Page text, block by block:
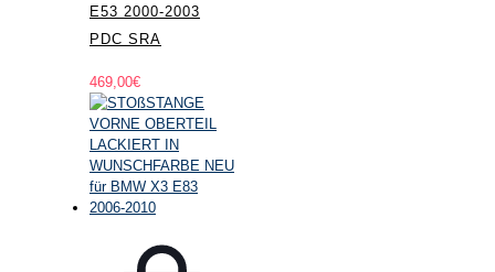
E53 2000-2003
PDC SRA
469,00€